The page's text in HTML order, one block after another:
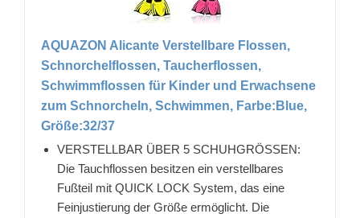
AQUAZON Alicante Verstellbare Flossen,
Schnorchelflossen, Taucherflossen,
Schwimmflossen für Kinder und Erwachsene
zum Schnorcheln, Schwimmen, Farbe:Blue,
Größe:32/37
VERSTELLBAR ÜBER 5 SCHUHGRÖSSEN:
Die Tauchflossen besitzen ein verstellbares
Fußteil mit QUICK LOCK System, das eine
Feinjustierung der Größe ermöglicht. Die